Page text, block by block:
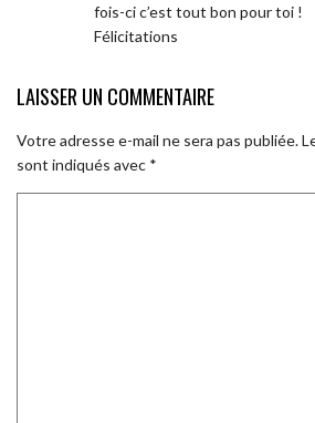
fois-ci c’est tout bon pour toi !
Félicitations
LAISSER UN COMMENTAIRE
Votre adresse e-mail ne sera pas publiée.
sont indiqués avec *